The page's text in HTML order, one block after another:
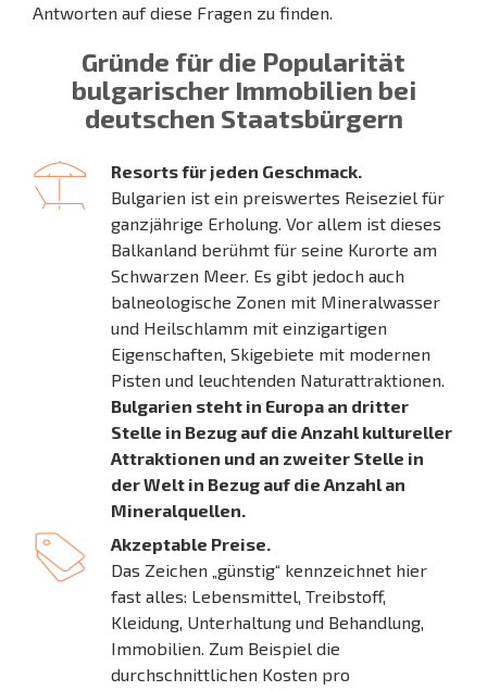
Antworten auf diese Fragen zu finden.
Gründe für die Popularität
bulgarischer Immobilien bei
deutschen Staatsbürgern
Resorts für jeden Geschmack.
Bulgarien ist ein preiswertes Reiseziel für
ganzjährige Erholung. Vor allem ist dieses
Balkanland berühmt für seine Kurorte am
Schwarzen Meer. Es gibt jedoch auch
balneologische Zonen mit Mineralwasser
und Heilschlamm mit einzigartigen
Eigenschaften, Skigebiete mit modernen
Pisten und leuchtenden Naturattraktionen.
Bulgarien steht in Europa an dritter
Stelle in Bezug auf die Anzahl kultureller
Attraktionen und an zweiter Stelle in
der Welt in Bezug auf die Anzahl an
Mineralquellen.
Akzeptable Preise.
Das Zeichen „günstig“ kennzeichnet hier
fast alles: Lebensmittel, Treibstoff,
Kleidung, Unterhaltung und Behandlung,
Immobilien. Zum Beispiel die
durchschnittlichen Kosten pro